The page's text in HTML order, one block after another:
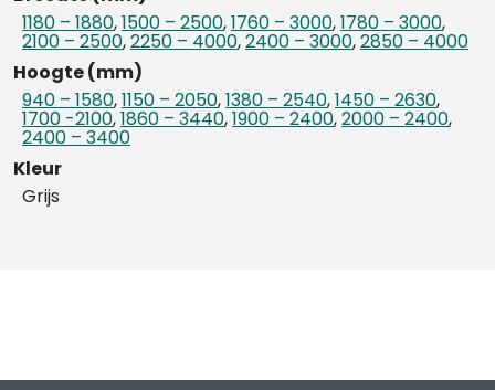
1180 – 1880,1500 – 2500,1760 – 3000,1780 – 3000,
2100 – 2500,2250 – 4000,2400 – 3000,2850 – 4000
Hoogte (mm)
940 – 1580,1150 – 2050,1380 – 2540,1450 – 2630,
1700 -2100,1860 – 3440,1900 – 2400,2000 – 2400,
2400 – 3400
Kleur
Grijs